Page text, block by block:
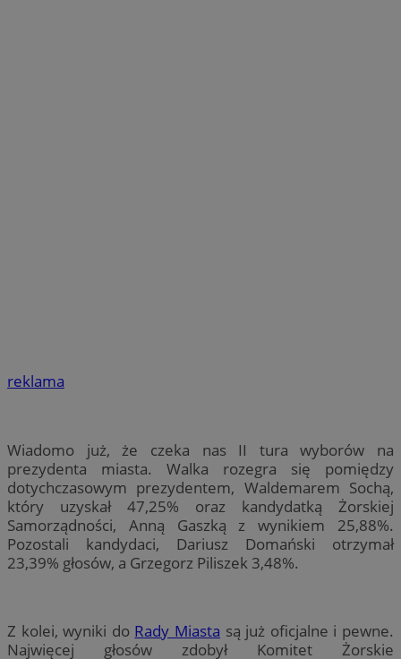
reklama
Wiadomo już, że czeka nas II tura wyborów na
prezydenta miasta. Walka rozegra się pomiędzy
dotychczasowym prezydentem, Waldemarem Sochą,
który uzyskał 47,25% oraz kandydatką Żorskiej
Samorządności, Anną Gaszką z wynikiem 25,88%.
Pozostali kandydaci, Dariusz Domański otrzymał
23,39% głosów, a Grzegorz Piliszek 3,48%.
Z kolei, wyniki do Rady Miasta są już oficjalne i pewne.
Najwięcej głosów zdobył Komitet Żorskie